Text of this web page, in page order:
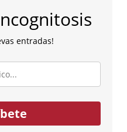
entradas!